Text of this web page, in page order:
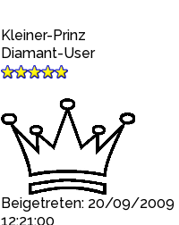
Kleiner-Prinz
Diamant-User
Beigetreten: 20/09/2009
12:21:00